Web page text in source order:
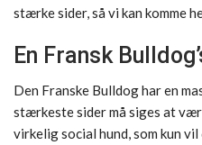
stærke sider, så vi kan komme
En Fransk
Den Franske Bulldog har en
stærkeste sider må siges at
virkelig social hund, som kun